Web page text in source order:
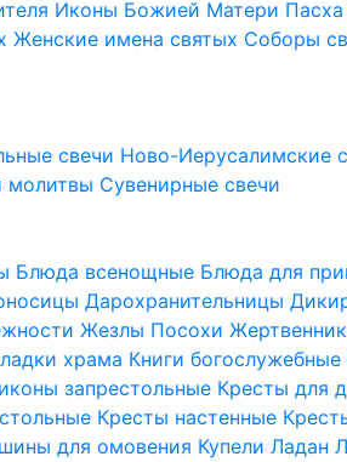
Иконы Божией Матери
Женские имена святых Соборы
свечи Ново-Иерусалимские
молитвы Сувенирные свечи
Блюда всенощные Блюда для
Дарохранительницы
Жезлы Посохи
храма Книги богослужебные
запрестольные Кресты для
Кресты настенные
для омовения КупелиЛадан